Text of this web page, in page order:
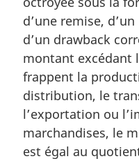
d’une remise,
d’un drawback
montant excédant
frappent la
distribution, le
l’exportation ou
marchandises, le
est égal au